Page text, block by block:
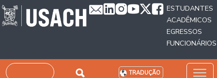
Passar para o conteúdo principal
ESTUDANTES
ACADÊMICOS
EGRESSOS
FUNCIONÁRIOS
Pesquisar TRADUÇÃO